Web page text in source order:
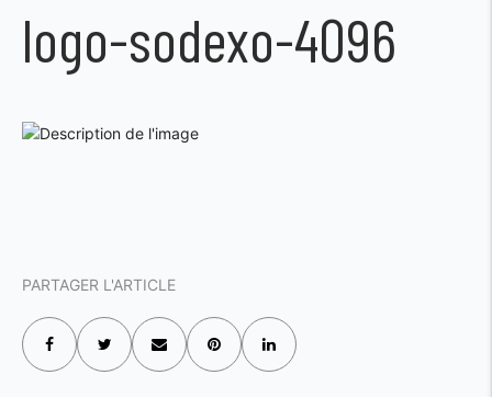
logo-sodexo-4096
PARTAGER L'ARTICLE